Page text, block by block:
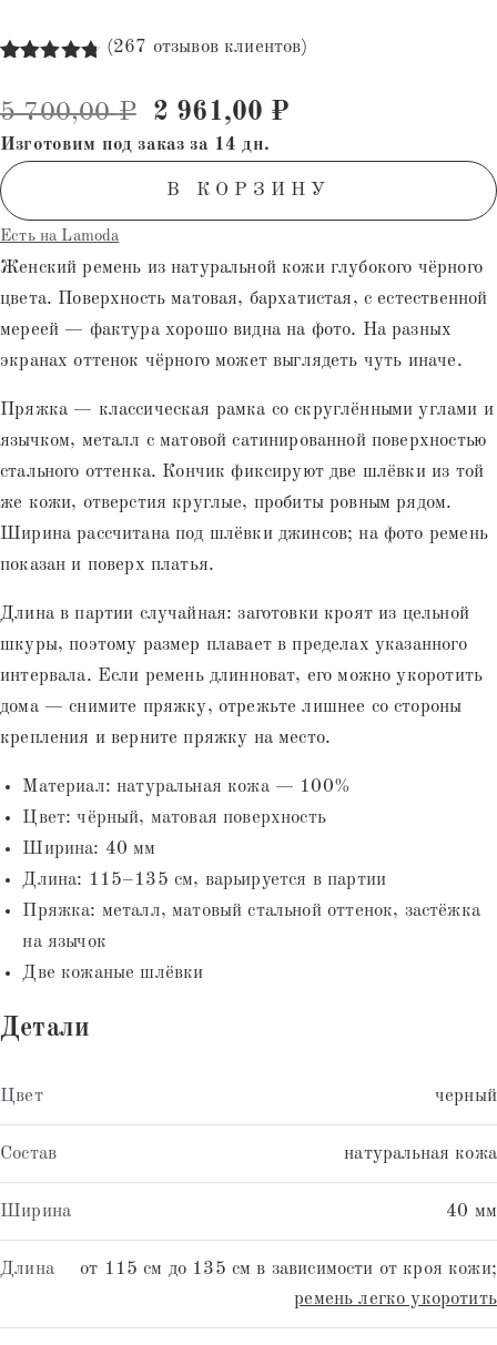
на основе
опроса
пользователей
(267 отзывов клиентов)
5 700,00₽ Первоначальная цена
2 961,00 ₽
Изготовим под заказ за 14 дн.
В КОРЗИНУ
Есть на Lamoda
Женский ремень из натуральной кожи глубокого чёрного
цвета. Поверхность матовая, бархатистая, с естественной
мереей — фактура хорошо видна на фото. На разных
экранах оттенок чёрного может выглядеть чуть иначе.
Пряжка — классическая рамка со скруглёнными углами и
язычком, металл с матовой сатинированной поверхностью
стального оттенка. Кончик фиксируют две шлёвки из той
же кожи, отверстия круглые, пробиты ровным рядом.
Ширина рассчитана под шлёвки джинсов; на фото ремень
показан и поверх платья.
Длина в партии случайная: заготовки кроят из цельной
шкуры, поэтому размер плавает в пределах указанного
интервала. Если ремень длинноват, его можно укоротить
дома — снимите пряжку, отрежьте лишнее со стороны
крепления и верните пряжку на место.
Материал: натуральная кожа — 100%
Цвет: чёрный, матовая поверхность
Ширина: 40 мм
Длина: 115–135 см, варьируется в партии
Пряжка: металл, матовый стальной оттенок, застёжка
на язычок
Две кожаные шлёвки
Детали
Цвет черный
Состав натуральная кожа
Ширина 40 мм
Длина
от 115 см до 135 см в зависимости от кроя кожи;
ремень легко укоротить